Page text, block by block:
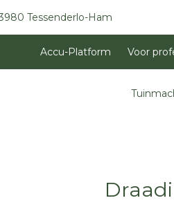
Tessenderlo-Ham
Accu-Platform Voor